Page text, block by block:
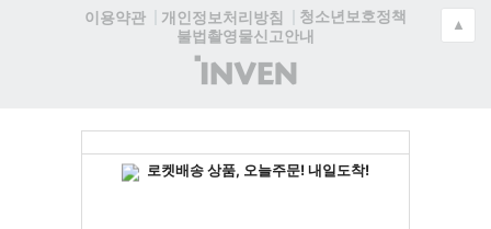
이용약관
개인정보처리방침
청소년보호정책
불법촬영물신고안내
(주)
인
▲